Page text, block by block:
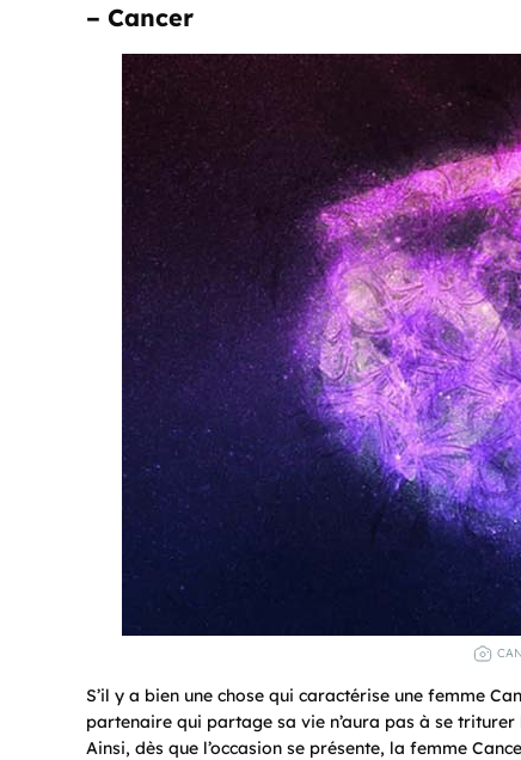
– Cancer
S’il y a bien une chose qui caractérise une femme
partenaire qui partage sa vie n’aura pas à se
Ainsi, dès que l’occasion se présente, la femme